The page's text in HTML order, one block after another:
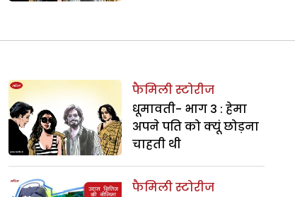
फैमिली स्टोरीज
धूमावती- भाग 3 : हेमा
अपने पति को क्यूं छोड़ना
चाहती थी
फैमिली स्टोरीज